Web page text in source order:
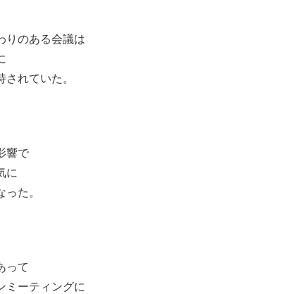
りのある会議は
されていた。
響で
に
った。
って
ミーティングに